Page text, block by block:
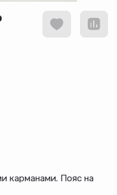
карманами. Пояс на
брюки лампасами и